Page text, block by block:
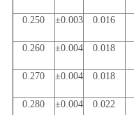
0.250 ±0.003 0.016
0.260 ±0.004 0.018
0.270 ±0.004 0.018
0.280 ±0.004 0.022